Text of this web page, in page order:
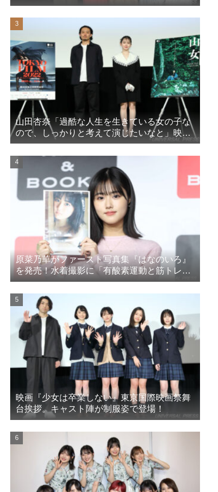
ピール！？
山田杏奈「過酷な人生を生きている女の子な
ので、しっかりと考えて演じたいなと」映画
『山女』東京国際映画祭Q&A
原菜乃華がファースト写真集『はなのいろ』
を発売！水着撮影に「有酸素運動と筋トレを
頑張りました」
映画『少女は卒業しない』東京国際映画祭舞
台挨拶。キャスト陣が制服姿で登場！